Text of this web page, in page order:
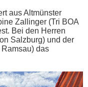
aus Altmünster
Zallinger (Tri BOA
Bei den Herren
Salzburg) und der
das